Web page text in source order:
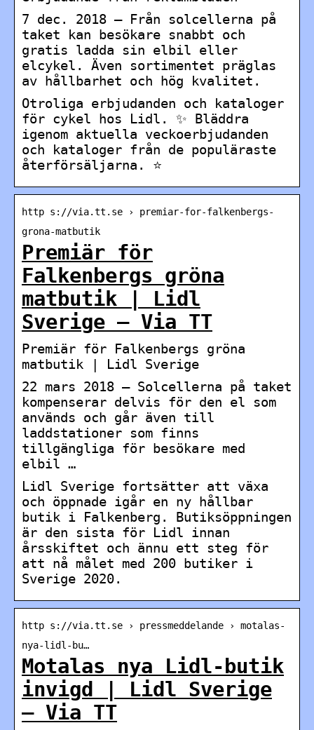
7 dec. 2018 — Från solcellerna på
taket kan besökare snabbt och
gratis ladda sin elbil eller
elcykel. Även sortimentet präglas
av hållbarhet och hög kvalitet.
Otroliga erbjudanden och kataloger
för cykel hos Lidl. ✨ Bläddra
igenom aktuella veckoerbjudanden
och kataloger från de populäraste
återförsäljarna. ⭐
http s://via.tt.se › premiar-for-falkenbergs-
grona-matbutik
Premiär för
Falkenbergs gröna
matbutik | Lidl
Sverige – Via TT
Premiär för Falkenbergs gröna
matbutik | Lidl Sverige
22 mars 2018 — Solcellerna på taket
kompenserar delvis för den el som
används och går även till
laddstationer som finns
tillgängliga för besökare med
elbil …
Lidl Sverige fortsätter att växa
och öppnade igår en ny hållbar
butik i Falkenberg. Butiksöppningen
är den sista för Lidl innan
årsskiftet och ännu ett steg för
att nå målet med 200 butiker i
Sverige 2020.
http s://via.tt.se › pressmeddelande › motalas-
nya-lidl-bu…
Motalas nya Lidl-butik
invigd | Lidl Sverige
– Via TT